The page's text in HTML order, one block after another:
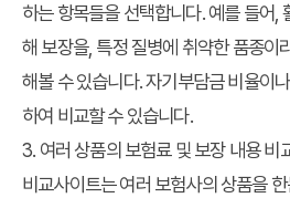
하는 항목들을 선택합니다. 예를 들어,
해 보장을, 특정 질병에 취약한 품종이
해볼 수 있습니다. 자기부담금 비율이
하여 비교할 수 있습니다.
3. 여러 상품의 보험료 및 보장 내용 비
비교사이트는 여러 보험사의 상품을